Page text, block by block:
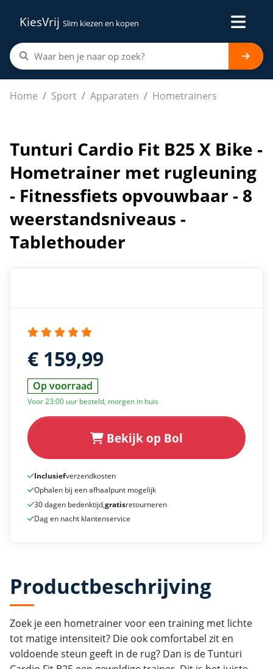
KiesVrij Slim kiezen en kopen
Home Sport Apparaten Hometrainers
Tunturi Cardio Fit B25 X Bike - Hometrainer met
Tunturi Cardio Fit B25 X Bike -
Hometrainer met rugleuning
- Fitnessfiets opvouwbaar - 8
weerstandsniveaus -
Tablethouder
€ 159,99
Op voorraad
Voor 23:00 uur besteld, morgen in huis
Bekijk op Bol
Inclusiefverzendkosten
Ophalen bij een afhaalpunt mogelijk
30 dagen bedenktijd,gratisretourneren
Dag en nacht klantenservice
Productbeschrijving
Zoek je een hometrainer voor een training met lichte
tot matige intensiteit? Die ook comfortabel zit en
voldoende steun geeft in de rug? Dan is de Tunturi